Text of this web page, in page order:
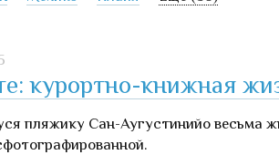
курортно-книжная
пляжику Сан-Аугустинийо весьма